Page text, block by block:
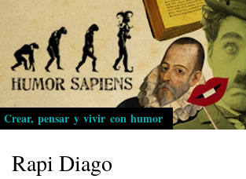
Pasar
al
contenido
principal
Crear, pensar y vivir con humor
Rapi Diago